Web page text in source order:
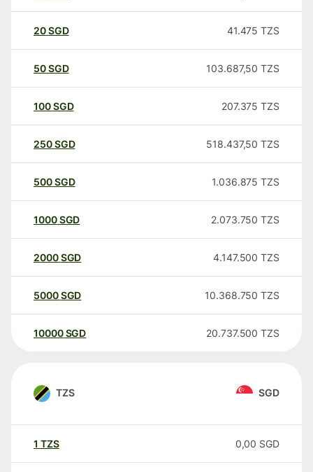
20SGD 41.475 TZS
50SGD 103.687,50 TZS
100SGD 207.375 TZS
250SGD 518.437,50 TZS
500SGD 1.036.875 TZS
1000SGD 2.073.750 TZS
2000SGD 4.147.500 TZS
5000SGD 10.368.750 TZS
10000 SGD 20.737.500 TZS
TZS SGD
1 TZS 0,00 SGD